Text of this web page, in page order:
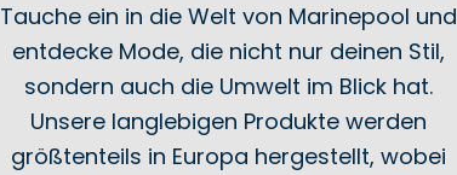
Tauche ein in die Welt von Marinepool und
entdecke Mode, die nicht nur deinen Stil,
sondern auch die Umwelt im Blick hat.
Unsere langlebigen Produkte werden
größtenteils in Europa hergestellt, wobei